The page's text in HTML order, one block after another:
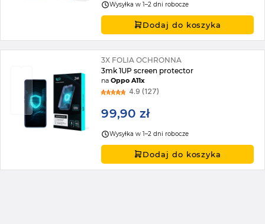
Wysyłka w 1–2 dni robocze
Dodaj do koszyka
3X FOLIA OCHRONNA
3mk 1UP screen protector
naOppo A11x
4.9 (127)
99,90 zł
Wysyłka w 1–2 dni robocze
Dodaj do koszyka